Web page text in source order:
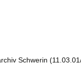
Schwerin